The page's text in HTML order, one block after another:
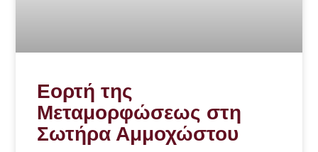
Εορτή της
Μεταμορφώσεως στη
Σωτήρα Αμμοχώστου